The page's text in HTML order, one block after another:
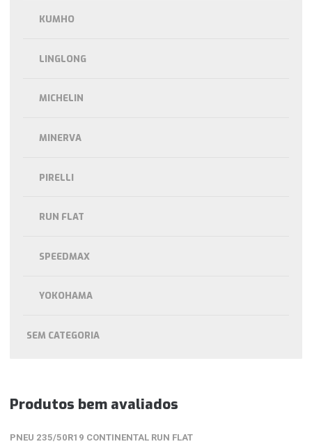
KUMHO
LINGLONG
MICHELIN
MINERVA
PIRELLI
RUN FLAT
SPEEDMAX
YOKOHAMA
SEM CATEGORIA
Produtos bem avaliados
PNEU 235/50R19 CONTINENTAL RUN FLAT